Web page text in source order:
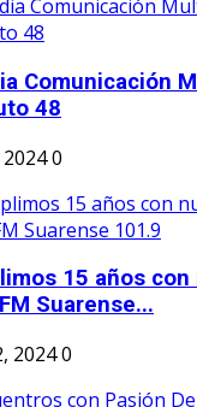
Comunicación
48
0
15 años
Suarense...
20240